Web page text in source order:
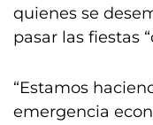
quienes se
pasar las fiestas
“Estamos
emergencia